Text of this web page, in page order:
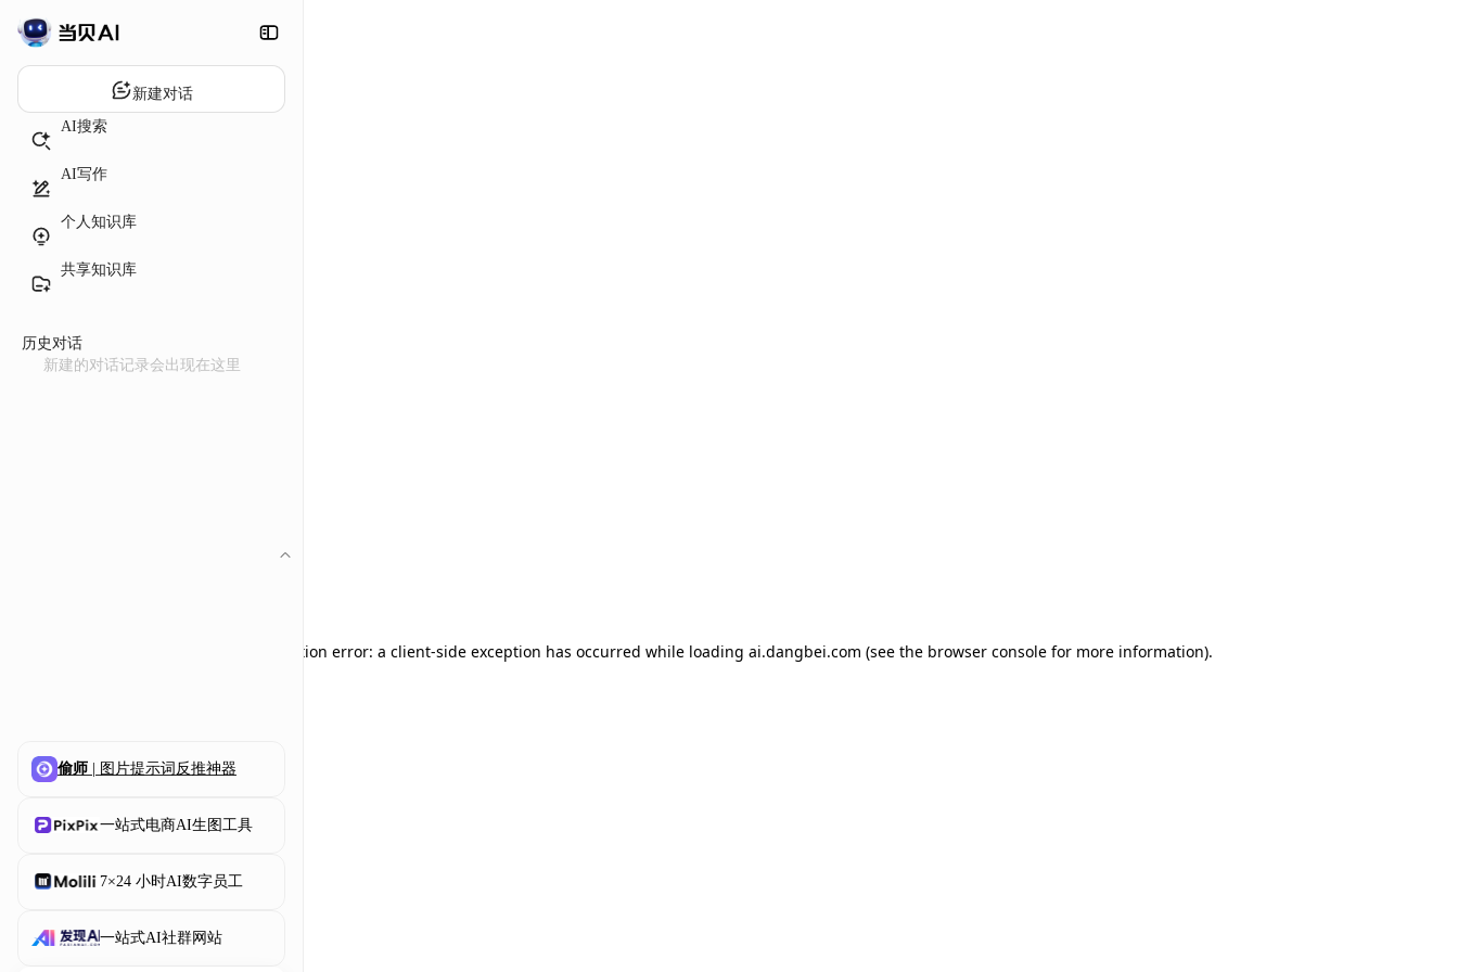
新建对话
AI搜索
AI写作
个人知识库
共享知识库
历史对话
新建的对话记录会出现在这里
偷师 | 图片提示词反推神器
一站式电商AI生图工具
7×24 小时AI数字员工
一站式AI社群网站
Application error: a client-side exception has occurred while loading ai.dangbei.com (see the browser console for more information).